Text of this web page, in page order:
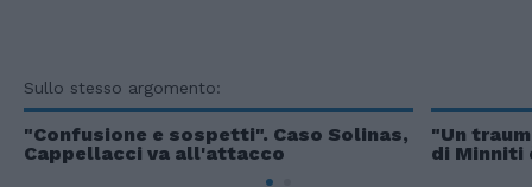
Sullo stesso argomento:
"Confusione e sospetti". Caso Solinas,
Cappellacci va all'attacco
"Un
di Minniti